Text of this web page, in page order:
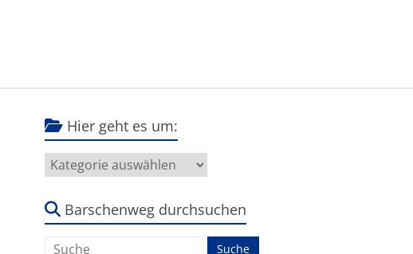
Hier geht es um:
Hier
geht
um:Barschenweg durchsuchen